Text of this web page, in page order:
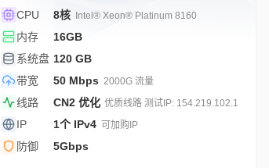
CPU 8核 Intel® Xeon® Platinum 8160
内存
16GB
系统盘 120 GB
带宽
50 Mbps 2000G 流量
线路 CN2 优化 优质线路 测试IP: 154.219.102.1
IP 1个 IPv4 可加购IP
防御 5Gbps